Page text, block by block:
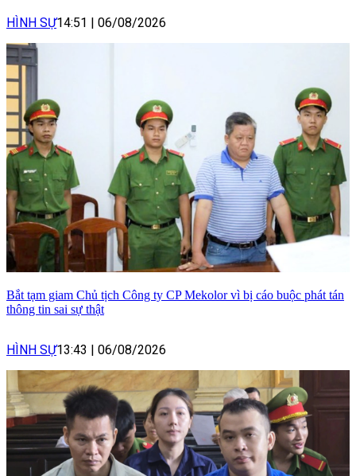
HÌNH SỰ14:51 06/08/2026
Bắt tạm giam Chủ tịch Công ty CP Mekolor vì bị cáo buộc phát tán
thông tin sai sự thật
HÌNH SỰ13:43 06/08/2026